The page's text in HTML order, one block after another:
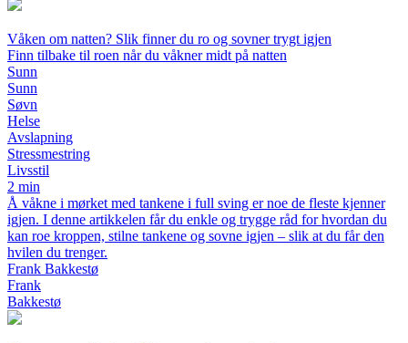
Våken om natten? Slik finner du ro og sovner trygt igjen
Finn tilbake til roen når du våkner midt på natten
Sunn
Sunn
Søvn
Helse
Avslapning
Stressmestring
Livsstil
2 min
Å våkne i mørket med tankene i full sving er noe de fleste kjenner
igjen. I denne artikkelen får du enkle og trygge råd for hvordan du
kan roe kroppen, stilne tankene og sovne igjen – slik at du får den
hvilen du trenger.
Frank Bakkestø
Frank
Bakkestø